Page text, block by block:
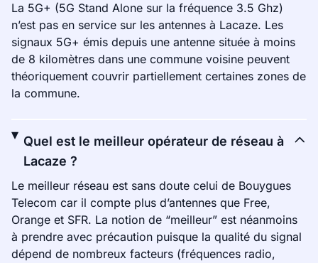
La 5G+ (5G Stand Alone sur la fréquence 3.5 Ghz)
n’est pas en service sur les antennes à Lacaze. Les
signaux 5G+ émis depuis une antenne située à moins
de 8 kilomètres dans une commune voisine peuvent
théoriquement couvrir partiellement certaines zones de
la commune.
Quel est le meilleur opérateur de réseau à
Lacaze ?
Le meilleur réseau est sans doute celui de Bouygues
Telecom car il compte plus d’antennes que Free,
Orange et SFR. La notion de “meilleur” est néanmoins
à prendre avec précaution puisque la qualité du signal
dépend de nombreux facteurs (fréquences radio,